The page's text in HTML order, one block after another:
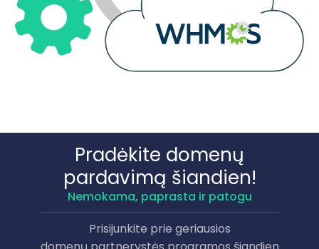
Pradėkite domenų
pardavimą šiandien!
Nemokama, paprasta ir patogu
Prisijunkite prie geriausios